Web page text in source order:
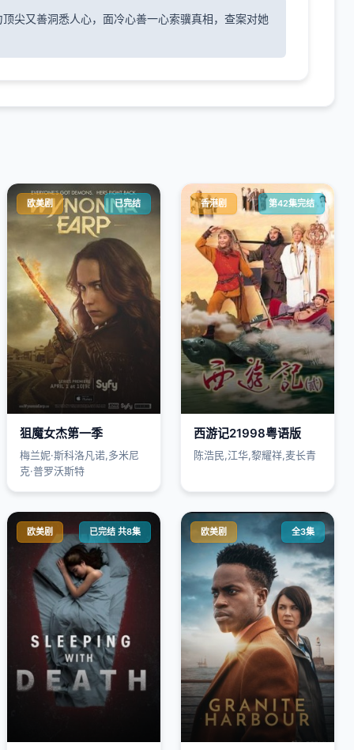
尖又善洞悉人心，面冷心善一心索骥真相，查案对她
欧美剧 已完结
狙魔女杰第一季
梅兰妮·斯科洛凡诺,多米尼
克·普罗沃斯特
香港剧 第42集完结
西游记21998粤语版
陈浩民,江华,黎耀祥,麦长青
欧美剧 已完结 共8集 欧美剧 全3集